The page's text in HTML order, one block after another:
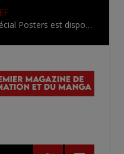
L’AnimeLand Hors-Série – Spécial Posters est disponible !